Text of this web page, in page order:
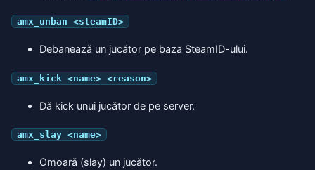
amx_unban <steamID>
Debanează un jucător pe baza SteamID-ului.
amx_kick <name> <reason>
Dă kick unui jucător de pe server.
amx_slay <name>
Omoară (slay) un jucător.